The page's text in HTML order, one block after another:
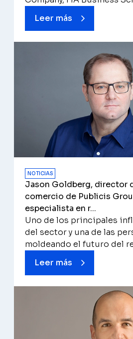
Leer más
NOTICIAS
Jason Goldberg, director
comercio de Publicis
especialista en r...
Uno de los principales
del sector y una de las
moldeando el futuro del
Leer más